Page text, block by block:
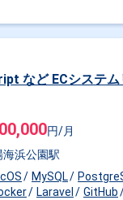
なお仕事内容としては、
を用いたアプリ開発
・POやPM・セールス
にビ
、事業成長にインパクト
ビジネス側からの依頼をそ
から本質的に解くべき課
パクトのある機能を実装
います。
など ECシステム
円/月
海浜公園駅
MySQL
Laravel GitHub